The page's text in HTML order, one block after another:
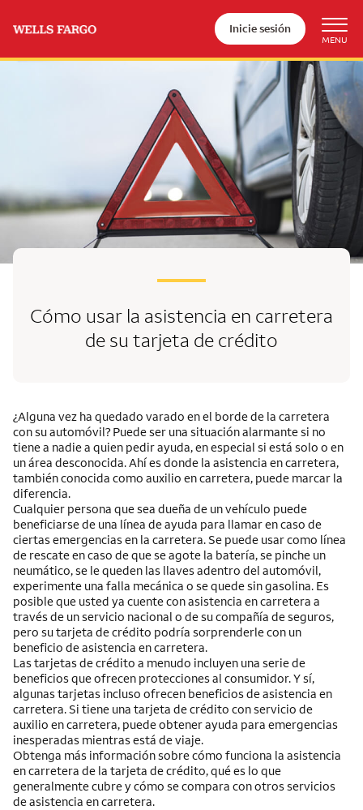
Inicie sesión
Cómo usar la asistencia en carretera
de su tarjeta de crédito
¿Alguna vez ha quedado varado en el borde de la carretera
con su automóvil? Puede ser una situación alarmante si no
tiene a nadie a quien pedir ayuda, en especial si está solo o en
un área desconocida. Ahí es donde la asistencia en carretera,
también conocida como auxilio en carretera, puede marcar la
diferencia.
Cualquier persona que sea dueña de un vehículo puede
beneficiarse de una línea de ayuda para llamar en caso de
ciertas emergencias en la carretera. Se puede usar como línea
de rescate en caso de que se agote la batería, se pinche un
neumático, se le queden las llaves adentro del automóvil,
experimente una falla mecánica o se quede sin gasolina. Es
posible que usted ya cuente con asistencia en carretera a
través de un servicio nacional o de su compañía de seguros,
pero su tarjeta de crédito podría sorprenderle con un
beneficio de asistencia en carretera.
Las tarjetas de crédito a menudo incluyen una serie de
beneficios que ofrecen protecciones al consumidor. Y sí,
algunas tarjetas incluso ofrecen beneficios de asistencia en
carretera. Si tiene una tarjeta de crédito con servicio de
auxilio en carretera, puede obtener ayuda para emergencias
inesperadas mientras está de viaje.
Obtenga más información sobre cómo funciona la asistencia
en carretera de la tarjeta de crédito, qué es lo que
generalmente cubre y cómo se compara con otros servicios
de asistencia en carretera.